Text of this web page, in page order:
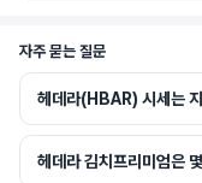
스탬프가 부여되며, 공정하게
적하거나, 광고 플랫폼 내 이벤
된 주문 서비스로 사용할 수도
자주 묻는 질문
헤데라(HBAR) 시세는
헤데라 김치프리미엄은